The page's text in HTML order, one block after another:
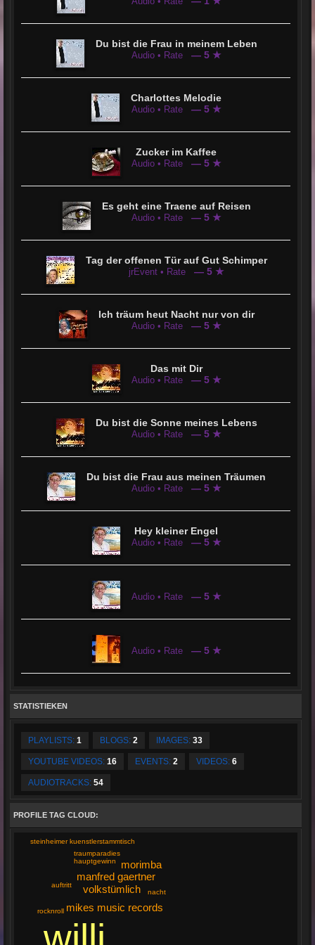
Du bist die Frau in meinem Leben
Audio • Rate — 5 ★
Charlottes Melodie
Audio • Rate — 5 ★
Zucker im Kaffee
Audio • Rate — 5 ★
Es geht eine Traene auf Reisen
Audio • Rate — 5 ★
Tag der offenen Tür auf Gut Schimper
jrEvent • Rate — 5 ★
Ich träum heut Nacht nur von dir
Audio • Rate — 5 ★
Das mit Dir
Audio • Rate — 5 ★
Du bist die Sonne meines Lebens
Audio • Rate — 5 ★
Du bist die Frau aus meinen Träumen
Audio • Rate — 5 ★
Hey kleiner Engel
Audio • Rate — 5 ★
Audio • Rate — 5 ★
Audio • Rate — 5 ★
STATISTIEKEN
PLAYLISTS: 1 BLOGS: 2 IMAGES: 33
YOUTUBE VIDEOS: 16 EVENTS: 2 VIDEOS: 6
AUDIOTRACKS: 54
PROFILE TAG CLOUD:
mikes music records
volkstümlich
manfred gaertner
morimba
traumparadies
steinheimer kuenstlerstammtisch
nacht
hauptgewinn
auftritt
rocknroll